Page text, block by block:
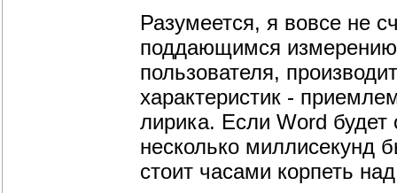
Разумеется, я вовсе не
поддающимся
пользователя,
характеристик -
лирика. Если Word будет
несколько миллисекунд
стоит часами корпеть